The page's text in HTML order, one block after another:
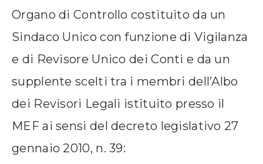
Organo di Controllo costituito da un
Sindaco Unico con funzione di Vigilanza
e di Revisore Unico dei Conti e da un
supplente scelti tra i membri dell’Albo
dei Revisori Legali istituito presso il
MEF ai sensi del decreto legislativo 27
gennaio 2010, n. 39: